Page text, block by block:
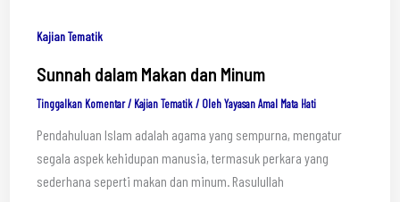
Kajian Tematik
Sunnah dalam Makan dan Minum
Tinggalkan Komentar / Kajian Tematik/ OlehYayasan Amal Mata Hati
Pendahuluan Islam adalah agama yang sempurna, mengatur
segala aspek kehidupan manusia, termasuk perkara yang
sederhana seperti makan dan minum. Rasulullah